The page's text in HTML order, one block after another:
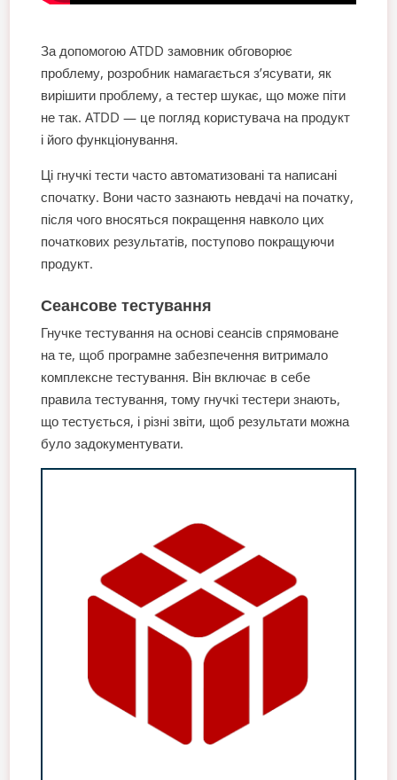
За допомогою ATDD замовник обговорює
проблему, розробник намагається з’ясувати, як
вирішити проблему, а тестер шукає, що може піти
не так. ATDD — це погляд користувача на продукт
і його функціонування.
Ці гнучкі тести часто автоматизовані та написані
спочатку. Вони часто зазнають невдачі на початку,
після чого вносяться покращення навколо цих
початкових результатів, поступово покращуючи
продукт.
Сеансове тестування
Гнучке тестування на основі сеансів спрямоване
на те, щоб програмне забезпечення витримало
комплексне тестування. Він включає в себе
правила тестування, тому гнучкі тестери знають,
що тестується, і різні звіти, щоб результати можна
було задокументувати.